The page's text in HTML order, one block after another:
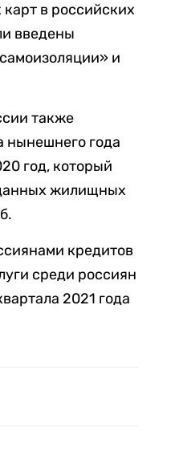
в российских
введены
и
также
нынешнего года
год, который
жилищных
кредитов
среди россиян
2021 года